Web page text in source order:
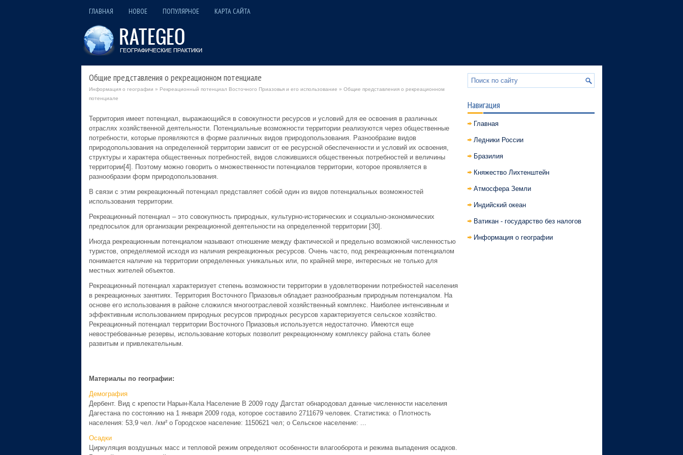
ГЛАВНАЯ НОВОЕ ПОПУЛЯРНОЕ КАРТА САЙТА
Общие представления о рекреационном потенциале
Информация о географии » Рекреационный потенциал Восточного Приазовья и его использование » Общие представления о рекреационном
потенциале
Территория имеет потенциал, выражающийся в совокупности ресурсов и условий для ее освоения в различных
отраслях хозяйственной деятельности. Потенциальные возможности территории реализуются через общественные
потребности, которые проявляются в форме различных видов природопользования. Разнообразие видов
природопользования на определенной территории зависит от ее ресурсной обеспеченности и условий их освоения,
структуры и характера общественных потребностей, видов сложившихся общественных потребностей и величины
территории[4]. Поэтому можно говорить о множественности потенциалов территории, которое проявляется в
разнообразии форм природопользования.
В связи с этим рекреационный потенциал представляет собой один из видов потенциальных возможностей
использования территории.
Рекреационный потенциал – это совокупность природных, культурно-исторических и социально-экономических
предпосылок для организации рекреационной деятельности на определенной территории [30].
Иногда рекреационным потенциалом называют отношение между фактической и предельно возможной численностью
туристов, определяемой исходя из наличия рекреационных ресурсов. Очень часто, под рекреационным потенциалом
понимается наличие на территории определенных уникальных или, по крайней мере, интересных не только для
местных жителей объектов.
Рекреационный потенциал характеризует степень возможности территории в удовлетворении потребностей населения
в рекреационных занятиях. Территория Восточного Приазовья обладает разнообразным природным потенциалом. На
основе его использования в районе сложился многоотраслевой хозяйственный комплекс. Наиболее интенсивным и
эффективным использованием природных ресурсов природных ресурсов характеризуется сельское хозяйство.
Рекреационный потенциал территории Восточного Приазовья используется недостаточно. Имеются еще
невостребованные резервы, использование которых позволит рекреационному комплексу района стать более
развитым и привлекательным.
Материалы по географии:
Демография
Дербент. Вид с крепости Нарын-Кала Население В 2009 году Дагстат обнародовал данные численности населения
Дагестана по состоянию на 1 января 2009 года, которое составило 2711679 человек. Статистика: o Плотность
населения: 53,9 чел. /км² o Городское население: 1150621 чел; o Сельское население: ...
Осадки
Циркуляция воздушных масс и тепловой режим определяют особенности влагооборота и режима выпадения осадков.
Навигация
Главная
Ледники России
Бразилия
Княжество Лихтенштейн
Атмосфера Земли
Индийский океан
Ватикан - государство без налогов
Информация о географии